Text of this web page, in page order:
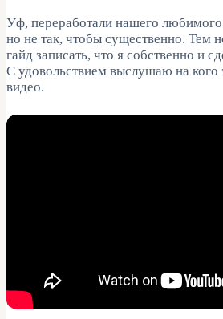
Уф, переработали нашего
но не так, чтобы существенно. Тем
гайд записать, что я собственно и
С удовольствием выслушаю на кого
видео.